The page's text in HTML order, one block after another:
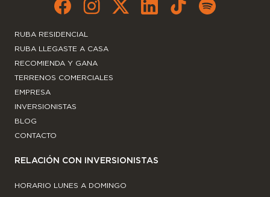
RUBA RESIDENCIAL
RUBA LLEGASTE A CASA
RECOMIENDA Y GANA
TERRENOS COMERCIALES
EMPRESA
INVERSIONISTAS
BLOG
CONTACTO
RELACIÓN CON INVERSIONISTAS
HORARIO LUNES A DOMINGO